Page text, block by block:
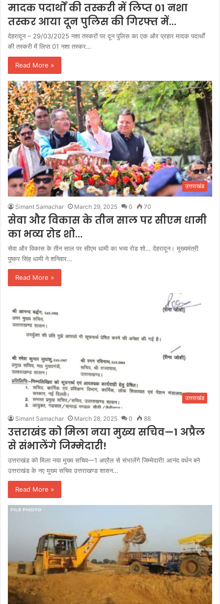
मादक पदार्थों की तस्करी में लिप्त 01 नशा
तस्कर आया दून पुलिस की गिरफ्त में…
देहरादून – 29/03/2025 नशा तस्करों पर दून पुलिस का एक और प्रहार मादक पदार्थों
की तस्करी में लिप्त 01 नशा तस्कर…
Read More »
उत्तराखंड
Simant Samachar March 29, 2025 0 70
सेवा और विकास के तीन साल पर सीएम धामी
का भव्य रोड शो…
सेवा और विकास के तीन साल पर सीएम धामी का भव्य रोड शो… देहरादून। मुख्यमंत्री
पुष्कर सिंह धामी ने शनिवार…
Read More »
उत्तराखंड
Simant Samachar March 28, 2025 0 88
उत्तराखंड को मिला नया मुख्य सचिव—1 अप्रैल
से संभालेंगे जिम्मेदारी!
उत्तराखंड को मिला नया मुख्य सचिव—1 अप्रैल से संभालेंगे जिम्मेदारी! आनंद वर्धन बने
उत्तराखंड के नए मुख्य सचिव उत्तराखण्ड शासन…
Read More »